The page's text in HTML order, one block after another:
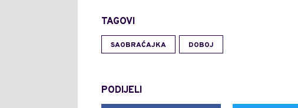
TAGOVI
SAOBRAĆAJKA DOBOJ
PODIJELI